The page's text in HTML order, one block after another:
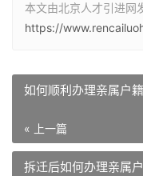
本文由北京人才引进网
https://
如何顺利办理亲属户
« 上一篇
拆迁后如何办理亲属